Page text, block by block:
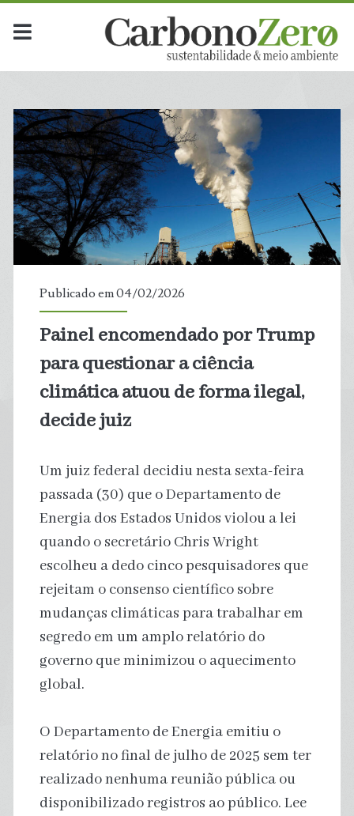
Publicado em 04/02/2026
Painel encomendado por Trump
para questionar a ciência
climática atuou de forma ilegal,
decide juiz
Um juiz federal decidiu nesta sexta-feira
passada (30) que o Departamento de
Energia dos Estados Unidos violou a lei
quando o secretário Chris Wright
escolheu a dedo cinco pesquisadores que
rejeitam o consenso científico sobre
mudanças climáticas para trabalhar em
segredo em um amplo relatório do
governo que minimizou o aquecimento
global.
O Departamento de Energia emitiu o
relatório no final de julho de 2025 sem ter
realizado nenhuma reunião pública ou
disponibilizado registros ao público. Lee